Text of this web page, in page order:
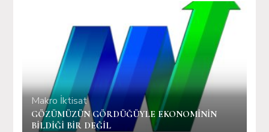
Makro İktisat
GÖZÜMÜZÜN GÖRDÜĞÜYLE EKONOMİNİN
BİLDİĞİ BİR DEĞİL